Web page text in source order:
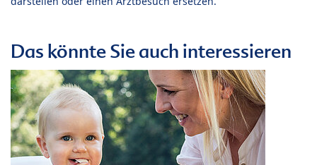
Das könnte Sie auch interessieren